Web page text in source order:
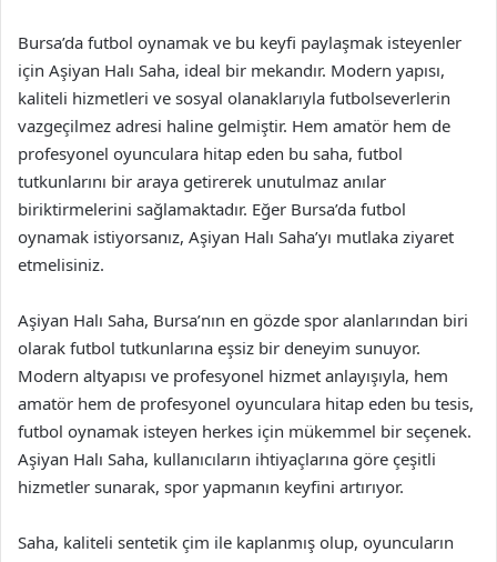
Bursa’da futbol oynamak ve bu keyfi paylaşmak isteyenler
için Aşiyan Halı Saha, ideal bir mekandır. Modern yapısı,
kaliteli hizmetleri ve sosyal olanaklarıyla futbolseverlerin
vazgeçilmez adresi haline gelmiştir. Hem amatör hem de
profesyonel oyunculara hitap eden bu saha, futbol
tutkunlarını bir araya getirerek unutulmaz anılar
biriktirmelerini sağlamaktadır. Eğer Bursa’da futbol
oynamak istiyorsanız, Aşiyan Halı Saha’yı mutlaka ziyaret
etmelisiniz.
Aşiyan Halı Saha, Bursa’nın en gözde spor alanlarından biri
olarak futbol tutkunlarına eşsiz bir deneyim sunuyor.
Modern altyapısı ve profesyonel hizmet anlayışıyla, hem
amatör hem de profesyonel oyunculara hitap eden bu tesis,
futbol oynamak isteyen herkes için mükemmel bir seçenek.
Aşiyan Halı Saha, kullanıcıların ihtiyaçlarına göre çeşitli
hizmetler sunarak, spor yapmanın keyfini artırıyor.
Saha, kaliteli sentetik çim ile kaplanmış olup, oyuncuların